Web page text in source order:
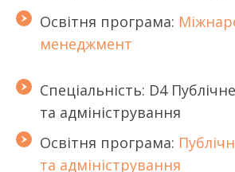
Освітня програма:
менеджмент
Спеціальність: D4
та адміністрування
Освітня програма:
та адміністрування